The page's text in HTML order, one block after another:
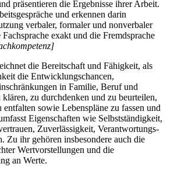
präsentieren die Ergebnisse ihrer Arbeit.
und erkennen darin
verbaler, formaler und nonverbaler
exakt und die Fremdsprache
die Bereitschaft und Fähigkeit, als
die Entwicklungschancen,
in Familie, Beruf und
zu durchdenken und zu beurteilen,
entfalten sowie Lebenspläne zu fassen und
Eigenschaften wie Selbstständigkeit,
Zuverlässigkeit, Verantwortungs-
Zu ihr gehören insbesondere auch die
Wertvorstellungen und die
an Werte.